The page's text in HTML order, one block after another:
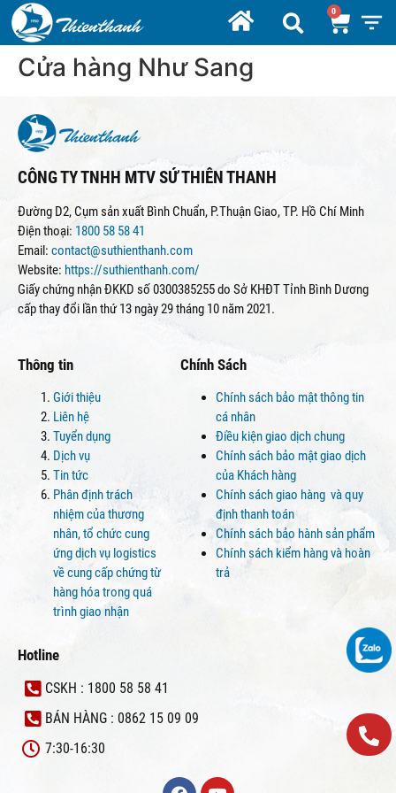
Cửa hàng Như Sang
CÔNG TY TNHH MTV SỨ THIÊN THANH
Đường D2, Cụm sản xuất Bình Chuẩn, P.Thuận Giao, TP. Hồ Chí Minh
Điện thoại: 1800 58 58 41
Email: contact@suthienthanh.com
Website: https://suthienthanh.com/
Giấy chứng nhận ĐKKD số 0300385255 do Sở KHĐT Tỉnh Bình Dương
cấp thay đổi lần thứ 13 ngày 29 tháng 10 năm 2021.
Thông tin
Giới thiệu
Liên hệ
Tuyển dụng
Dịch vụ
Tin tức
Phân định trách
nhiệm của thương
nhân, tổ chức cung
ứng dịch vụ logistics
về cung cấp chứng từ
hàng hóa trong quá
trình giao nhận
Chính Sách
Chính sách bảo mật thông tin
cá nhân
Điều kiện giao dịch chung
Chính sách bảo mật giao dịch
của Khách hàng
Chính sách giao hàng và quy
định thanh toán
Chính sách bảo hành sản phẩm
Chính sách kiểm hàng và hoàn
trả
Hotline
CSKH : 1800 58 58 41
BÁN HÀNG : 0862 15 09 09
7:30-16:30